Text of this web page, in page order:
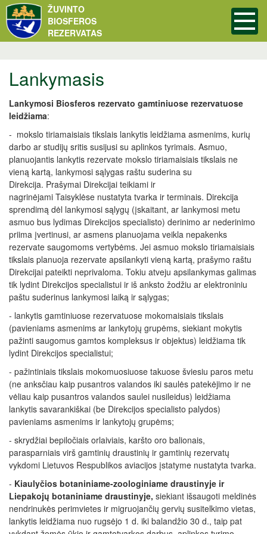
ŽUVINTO
BIOSFEROS
REZERVATAS
Lankymasis
Lankymosi Biosferos rezervato gamtiniuose rezervatuose
leidžiama:
- mokslo tiriamaisiais tikslais lankytis leidžiama asmenims, kurių
darbo ar studijų sritis susijusi su aplinkos tyrimais. Asmuo,
planuojantis lankytis rezervate mokslo tiriamaisiais tikslais ne
vieną kartą, lankymosi sąlygas raštu suderina su
Direkcija. Prašymai Direkcijai teikiami ir
nagrinėjami Taisyklėse nustatyta tvarka ir terminais. Direkcija
sprendimą dėl lankymosi sąlygų (įskaitant, ar lankymosi metu
asmuo bus lydimas Direkcijos specialisto) derinimo ar nederinimo
priima įvertinusi, ar asmens planuojama veikla nepakenks
rezervate saugomoms vertybėms. Jei asmuo mokslo tiriamaisiais
tikslais planuoja rezervate apsilankyti vieną kartą, prašymo raštu
Direkcijai pateikti neprivaloma. Tokiu atveju apsilankymas galimas
tik lydint Direkcijos specialistui ir iš anksto žodžiu ar elektroniniu
paštu suderinus lankymosi laiką ir sąlygas;
- lankytis gamtiniuose rezervatuose mokomaisiais tikslais
(pavieniams asmenims ar lankytojų grupėms, siekiant mokytis
pažinti saugomus gamtos kompleksus ir objektus) leidžiama tik
lydint Direkcijos specialistui;
- pažintiniais tikslais mokomuosiuose takuose šviesiu paros metu
(ne anksčiau kaip pusantros valandos iki saulės patekėjimo ir ne
vėliau kaip pusantros valandos saulei nusileidus) leidžiama
lankytis savarankiškai (be Direkcijos specialisto palydos)
pavieniams asmenims ir lankytojų grupėms;
- skrydžiai bepiločiais orlaiviais, karšto oro balionais,
parasparniais virš gamtinių draustinių ir gamtinių rezervatų
vykdomi Lietuvos Respublikos aviacijos įstatyme nustatyta tvarka.
- Kiaulyčios botaniniame-zoologiniame draustinyje ir
Liepakojų botaniniame draustinyje, siekiant išsaugoti meldinės
nendrinukės perimvietes ir migruojančių gervių susitelkimo vietas,
lankytis leidžiama nuo rugsėjo 1 d. iki balandžio 30 d., taip pat